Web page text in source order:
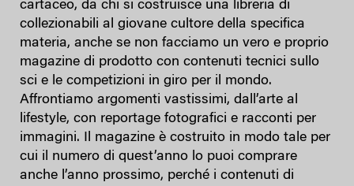
cartaceo, da chi si costruisce una libreria di
collezionabili al giovane cultore della specifica
materia, anche se non facciamo un vero e proprio
magazine di prodotto con contenuti tecnici sullo
sci e le competizioni in giro per il mondo.
Affrontiamo argomenti vastissimi, dall’arte al
lifestyle, con reportage fotografici e racconti per
immagini. Il magazine è costruito in modo tale per
cui il numero di quest’anno lo puoi comprare
anche l’anno prossimo, perché i contenuti di